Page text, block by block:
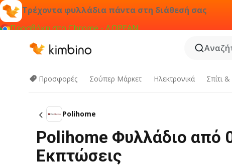
Τρέχοντα φυλλάδια πάντα στη διάθεσή σας
Προσθήκη στο Chrome - ΔΩΡΕΑΝ
Προσφορές Σούπερ Μάρκετ Hλεκτρονικά Σπίτι
Polihome
Polihome Φυλλάδιο από
Εκπτώσεις